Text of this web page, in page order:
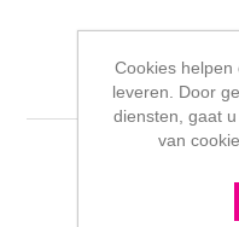
Cookies helpen
leveren. Door
diensten, gaat
van